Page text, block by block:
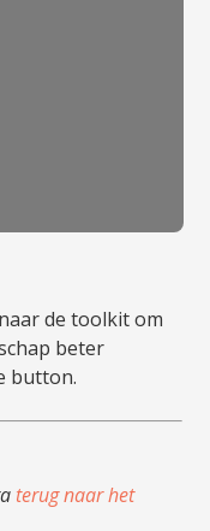
de toolkit om
beter
button.
terug naar het